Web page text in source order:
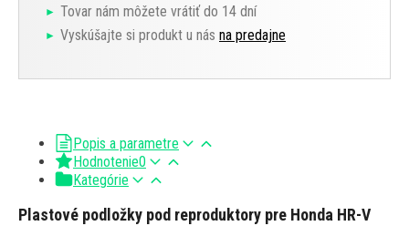
Tovar nám môžete vrátiť do 14 dní
Vyskúšajte si produkt u nás na predajne
Popis a parametre
Hodnotenie0
Kategórie
Plastové podložky pod reproduktory pre Honda HR-V